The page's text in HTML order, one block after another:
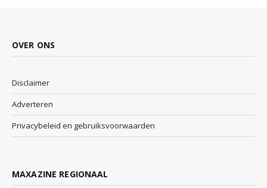
OVER ONS
Disclaimer
Adverteren
Privacybeleid en gebruiksvoorwaarden
MAXAZINE REGIONAAL